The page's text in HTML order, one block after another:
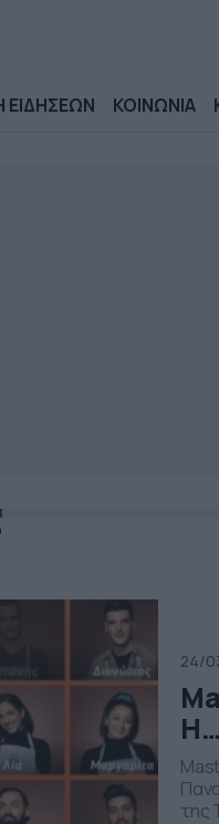
ΕΙΔΗΣΕΩΝ ΚΟΙΝΩΝΙΑ
24/
της